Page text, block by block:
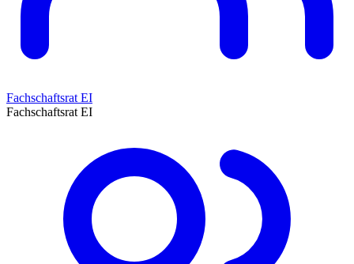
Fachschaftsrat EI
Fachschaftsrat EI